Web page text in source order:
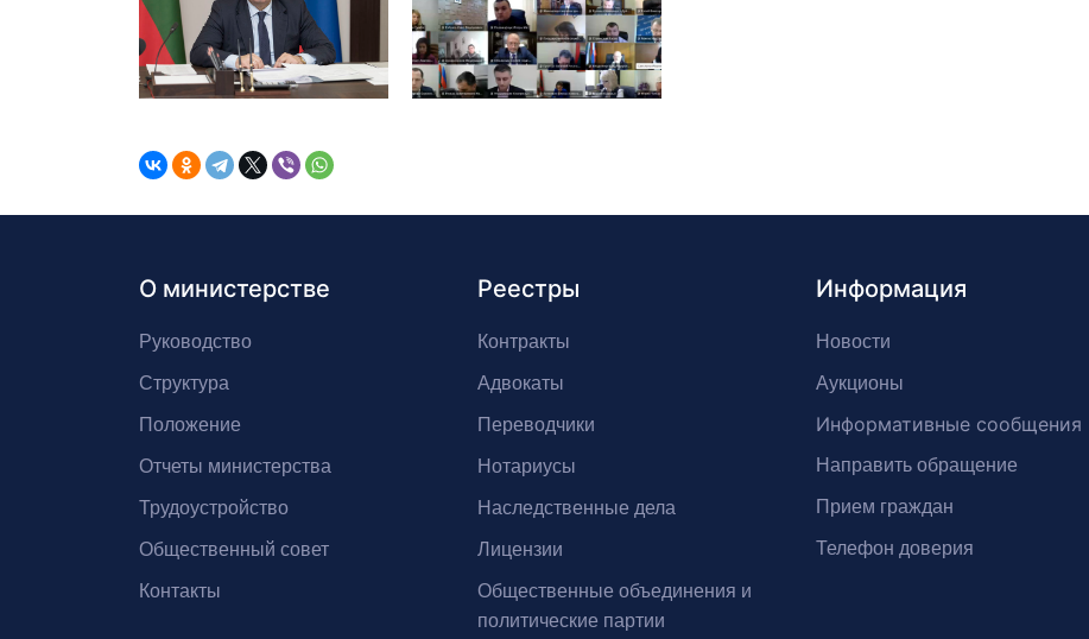
О министерстве
Руководство
Структура
Положение
Отчеты министерства
Трудоустройство
Общественный совет
Контакты
Реестры
Контракты
Адвокаты
Переводчики
Нотариусы
Наследственные дела
Лицензии
Общественные объединения и
политические партии
Информация
Новости
Аукционы
Информативные сообщения
Направить обращение
Прием граждан
Телефон доверия